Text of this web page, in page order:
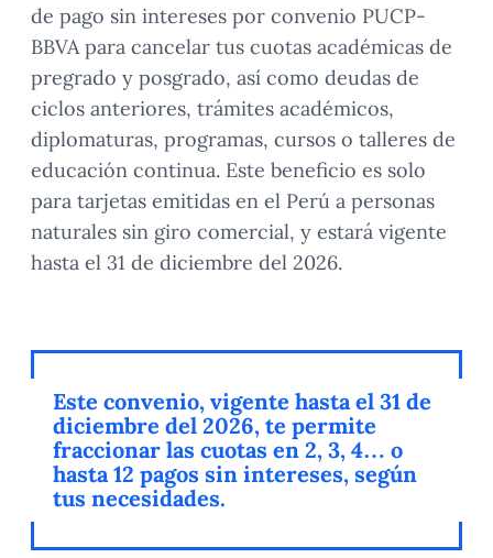
de pago sin intereses por convenio PUCP-
BBVA para cancelar tus cuotas académicas de
pregrado y posgrado, así como deudas de
ciclos anteriores, trámites académicos,
diplomaturas, programas, cursos o talleres de
educación continua. Este beneficio es solo
para tarjetas emitidas en el Perú a personas
naturales sin giro comercial, y estará vigente
hasta el 31 de diciembre del 2026.
Este convenio, vigente hasta el 31 de
diciembre del 2026, te permite
fraccionar las cuotas en 2, 3, 4… o
hasta 12 pagos sin intereses, según
tus necesidades.